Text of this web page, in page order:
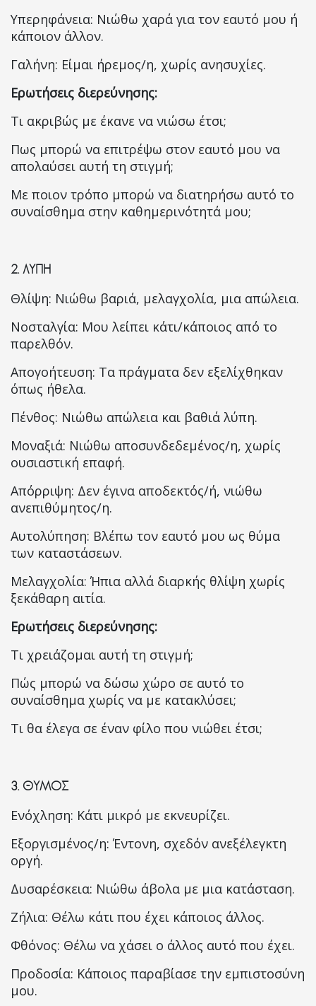
Υπερηφάνεια: Νιώθω χαρά για τον εαυτό μου ή
κάποιον άλλον.
Γαλήνη: Είμαι ήρεμος/η, χωρίς ανησυχίες.
Ερωτήσεις διερεύνησης:
Τι ακριβώς με έκανε να νιώσω έτσι;
Πως μπορώ να επιτρέψω στον εαυτό μου να
απολαύσει αυτή τη στιγμή;
Με ποιον τρόπο μπορώ να διατηρήσω αυτό το
συναίσθημα στην καθημερινότητά μου;
2. ΛΥΠΗ
Θλίψη: Νιώθω βαριά, μελαγχολία, μια απώλεια.
Νοσταλγία: Μου λείπει κάτι/κάποιος από το
παρελθόν.
Απογοήτευση: Τα πράγματα δεν εξελίχθηκαν
όπως ήθελα.
Πένθος: Νιώθω απώλεια και βαθιά λύπη.
Μοναξιά: Νιώθω αποσυνδεδεμένος/η, χωρίς
ουσιαστική επαφή.
Απόρριψη: Δεν έγινα αποδεκτός/ή, νιώθω
ανεπιθύμητος/η.
Αυτολύπηση: Βλέπω τον εαυτό μου ως θύμα
των καταστάσεων.
Μελαγχολία: Ήπια αλλά διαρκής θλίψη χωρίς
ξεκάθαρη αιτία.
Ερωτήσεις διερεύνησης:
Τι χρειάζομαι αυτή τη στιγμή;
Πώς μπορώ να δώσω χώρο σε αυτό το
συναίσθημα χωρίς να με κατακλύσει;
Τι θα έλεγα σε έναν φίλο που νιώθει έτσι;
3. ΘΥΜΟΣ
Ενόχληση: Κάτι μικρό με εκνευρίζει.
Εξοργισμένος/η: Έντονη, σχεδόν ανεξέλεγκτη
οργή.
Δυσαρέσκεια: Νιώθω άβολα με μια κατάσταση.
Ζήλια: Θέλω κάτι που έχει κάποιος άλλος.
Φθόνος: Θέλω να χάσει ο άλλος αυτό που έχει.
Προδοσία: Κάποιος παραβίασε την εμπιστοσύνη
μου.